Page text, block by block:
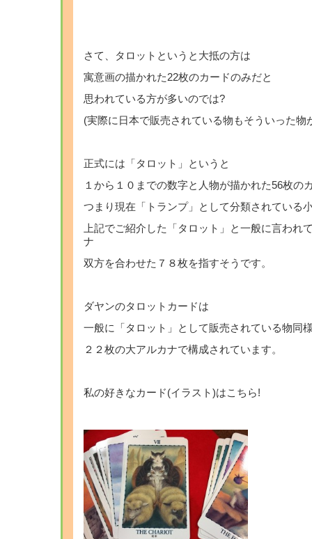
さて、タロットというと大抵の方は
寓意画の描かれた22枚のカードのみだと
思われている方が多いのでは?
(実際に日本で販売されている物もそういった物
正式には「タロット」というと
１から１０までの数字と人物が描かれた56枚の
つまり現在「トランプ」として分類されている
上記でご紹介した「タロット」と一般に言われ
ナ
双方を合わせた７８枚を指すそうです。
ダヤンのタロットカードは
一般に「タロット」として販売されている物同
２２枚の大アルカナで構成されています。
私の好きなカード(イラスト)はこちら!